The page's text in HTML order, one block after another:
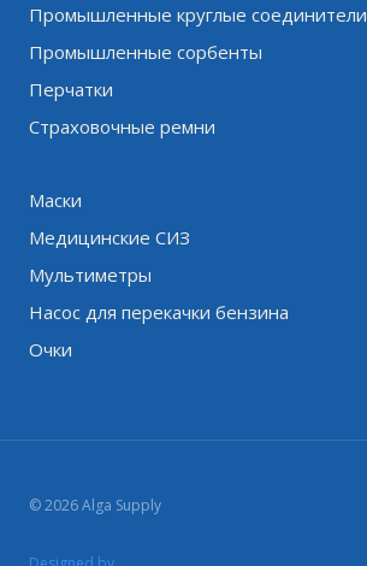
Промышленные круглые соединители
Промышленные сорбенты
Перчатки
Страховочные ремни
Маски
Медицинские СИЗ
Мультиметры
Насос для перекачки бензина
Очки
© 2026 Alga Supply